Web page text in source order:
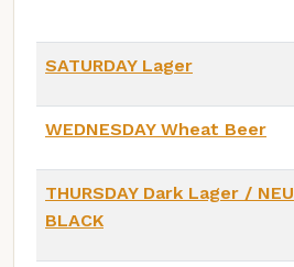
SATURDAY Lager
WEDNESDAY Wheat Beer
THURSDAY Dark Lager / NEU
BLACK